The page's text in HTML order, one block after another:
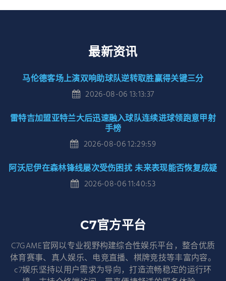
最新资讯
马伦德客场上演双响助球队逆转取胜赢得关键三分
2026-08-06 13:13:37
雷特吉加盟亚特兰大后迅速融入球队连续进球领跑意甲射
手榜
2026-08-06 12:29:59
阿沃尼伊在森林锋线屡次受伤困扰 未来表现能否恢复成疑
2026-08-06 11:40:53
C7官方平台
C7GAME官网以专业视野构建综合性娱乐平台，整合优质
体育赛事、真人娱乐、电竞直播、棋牌竞技等丰富内容。
c7娱乐坚持以用户需求为导向，打造流畅稳定的运行环